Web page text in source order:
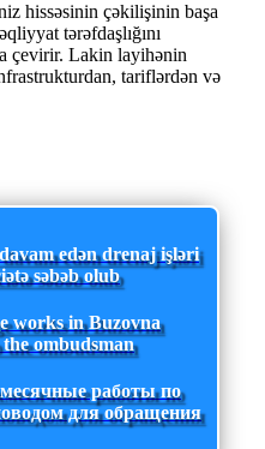
hissəsinin çəkilişinin başa
tərəfdaşlığını
çevirir. Lakin layihənin
tariflərdən və
edən drenaj işləri
səbəb olub
works in Buzovna
ombudsman
работы по
для обращения